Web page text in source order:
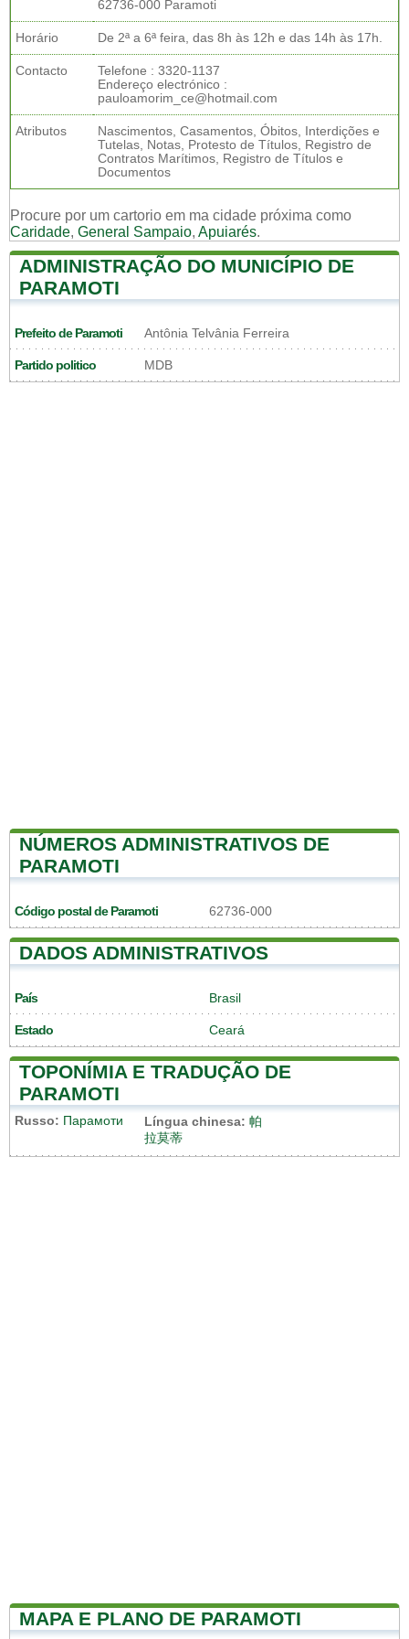
62736-000 Paramoti
Horário De 2ª a 6ª feira, das 8h às 12h e das 14h às 17h.
Contacto
Telefone : 3320-1137
Endereço electrónico :
pauloamorim_ce@hotmail.com
Atributos
Nascimentos, Casamentos, Óbitos, Interdições e
Tutelas, Notas, Protesto de Títulos, Registro de
Contratos Marítimos, Registro de Títulos e
Documentos
Procure por um cartorio em ma cidade próxima como
Caridade, General Sampaio, Apuiarés.
ADMINISTRAÇÃO DO MUNICÍPIO DE
PARAMOTI
Prefeito de Paramoti Antônia Telvânia Ferreira
Partido politico MDB
NÚMEROS ADMINISTRATIVOS DE
PARAMOTI
Código postal de Paramoti 62736-000
DADOS ADMINISTRATIVOS
País Brasil
Estado Ceará
TOPONÍMIA E TRADUÇÃO DE
PARAMOTI
Russo: Парамоти Língua chinesa: 帕
拉莫蒂
MAPA E PLANO DE PARAMOTI